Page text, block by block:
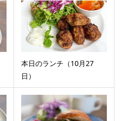
本日のランチ（10月27
日）